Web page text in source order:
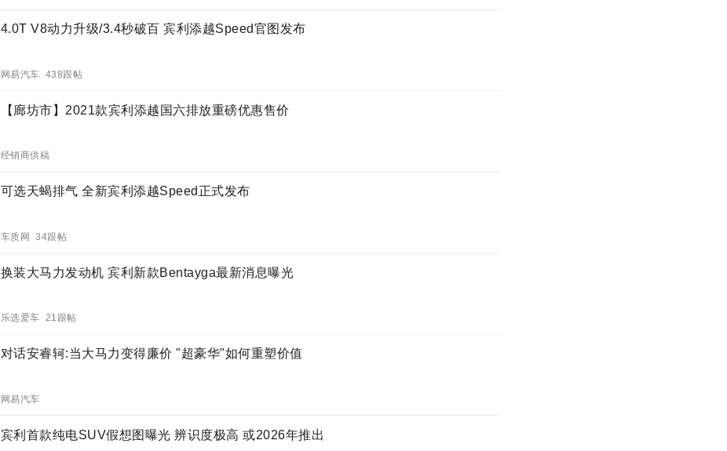
4.0T V8动力升级/3.4秒破百 宾利添越Speed官图发布
网易汽车 438跟帖
【廊坊市】2021款宾利添越国六排放重磅优惠售价
经销商供稿
可选天蝎排气 全新宾利添越Speed正式发布
车质网 34跟帖
换装大马力发动机 宾利新款Bentayga最新消息曝光
乐选爱车 21跟帖
对话安睿轲:当大马力变得廉价 "超豪华"如何重塑价值
网易汽车
宾利首款纯电SUV假想图曝光 辨识度极高 或2026年推出